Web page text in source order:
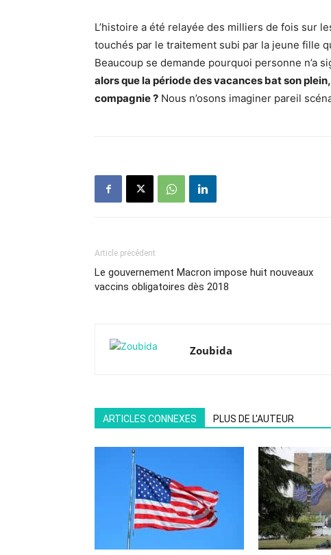
L’histoire a été relayée des milliers de fois sur
touchés par le traitement subi par la jeune fille
Beaucoup se demande pourquoi personne n’a
alors que la période des vacances bat son
compagnie ? Nous n’osons imaginer pareil
Article précédent
Le gouvernement Macron impose huit nouveaux
vaccins obligatoires dès 2018
Zoubida
ARTICLES CONNEXES PLUS DE L'AUTEUR